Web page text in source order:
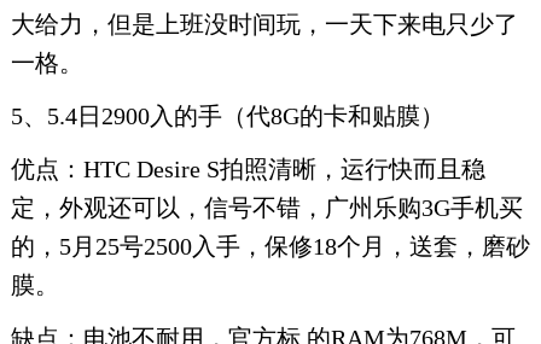
大给力，但是上班没时间玩，一天下来电只少了
一格。
5、5.4日2900入的手（代8G的卡和贴膜）
优点：HTC Desire S拍照清晰，运行快而且稳
定，外观还可以，信号不错，广州乐购3G手机买
的，5月25号2500入手，保修18个月，送套，磨砂
膜。
缺点：电池不耐用，官方标 的RAM为768M，可